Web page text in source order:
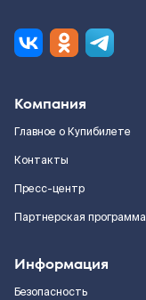
Компания
Главное о Купибилете
Контакты
Пресс-центр
Партнерская программа
Информация
Безопасность